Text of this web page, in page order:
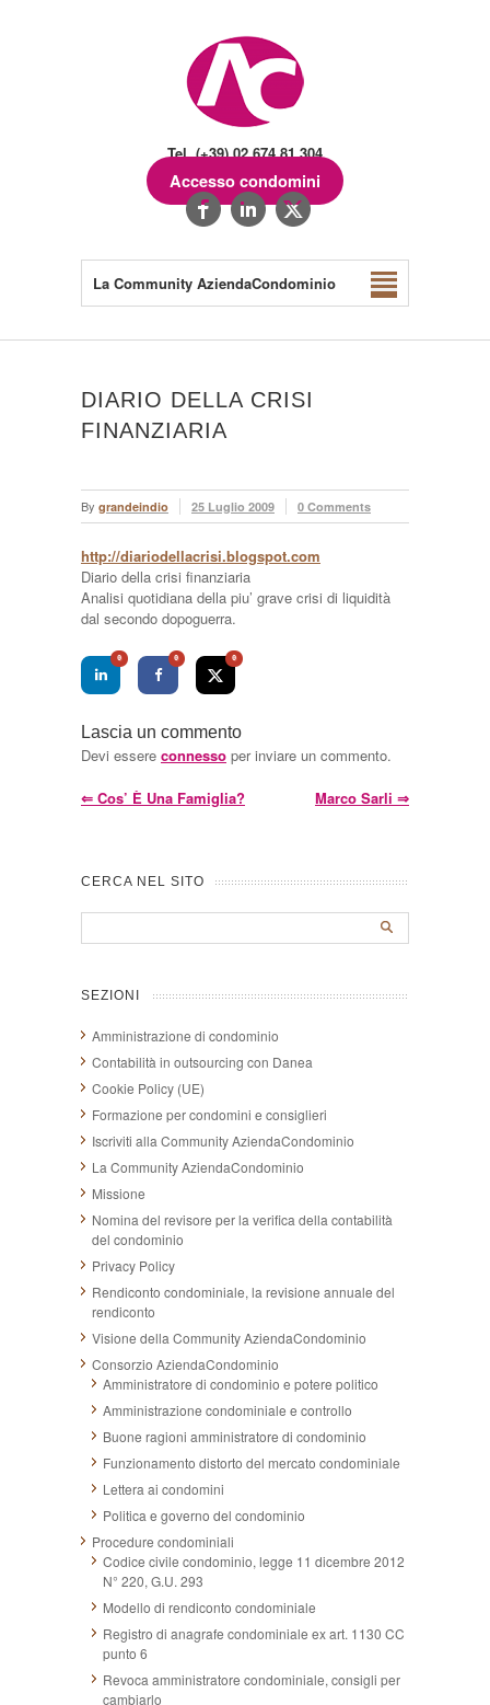
Tel. (+39) 02.674.81.304
Accesso condomini
La Community AziendaCondominio
DIARIO DELLA CRISI
FINANZIARIA
By grandeindio 25 Luglio 2009 0 Comments
http://diariodellacrisi.blogspot.com
Diario della crisi finanziaria
Analisi quotidiana della piu’ grave crisi di liquidità
dal secondo dopoguerra.
0 0 0
Lascia un commento
Devi essere connesso per inviare un commento.
⇐ Cos’ È Una Famiglia? Marco Sarli ⇒
CERCA NEL SITO
SEZIONI
Amministrazione di condominio
Contabilità in outsourcing con Danea
Cookie Policy (UE)
Formazione per condomini e consiglieri
Iscriviti alla Community AziendaCondominio
La Community AziendaCondominio
Missione
Nomina del revisore per la verifica della contabilità
del condominio
Privacy Policy
Rendiconto condominiale, la revisione annuale del
rendiconto
Visione della Community AziendaCondominio
Consorzio AziendaCondominio
Amministratore di condominio e potere politico
Amministrazione condominiale e controllo
Buone ragioni amministratore di condominio
Funzionamento distorto del mercato condominiale
Lettera ai condomini
Politica e governo del condominio
Procedure condominiali
Codice civile condominio, legge 11 dicembre 2012
N° 220, G.U. 293
Modello di rendiconto condominiale
Registro di anagrafe condominiale ex art. 1130 CC
punto 6
Revoca amministratore condominiale, consigli per
cambiarlo